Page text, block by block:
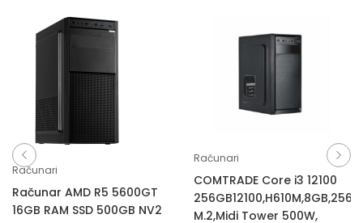
Računari
Računar AMD R5 5600GT
16GB RAM SSD 500GB NV2
Računari
COMTRADE Core i3 12100
M.2,Midi Tower 500W,